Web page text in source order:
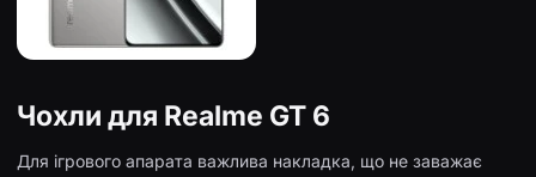
Чохли для Realme GT 6
Для ігрового апарата важлива накладка, що не заважає